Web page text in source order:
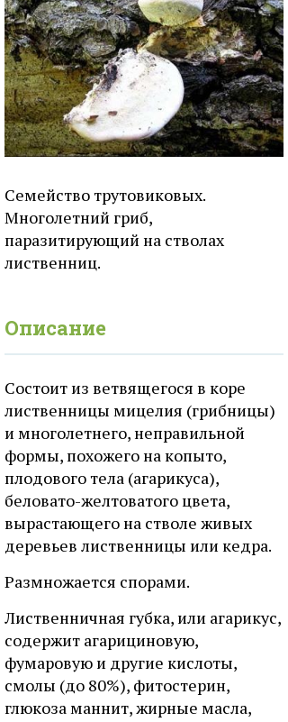
Семейство трутовиковых.
Многолетний гриб,
паразитирующий на стволах
лиственниц.
Описание
Состоит из ветвящегося в коре
лиственницы мицелия (грибницы)
и многолетнего, неправильной
формы, похожего на копыто,
плодового тела (агарикуса),
беловато-желтоватого цвета,
вырастающего на стволе живых
деревьев лиственницы или кедра.
Размножается спорами.
Лиственничная губка, или агарикус,
содержит агарициновую,
фумаровую и другие кислоты,
смолы (до 80%), фитостерин,
глюкоза маннит, жирные масла,